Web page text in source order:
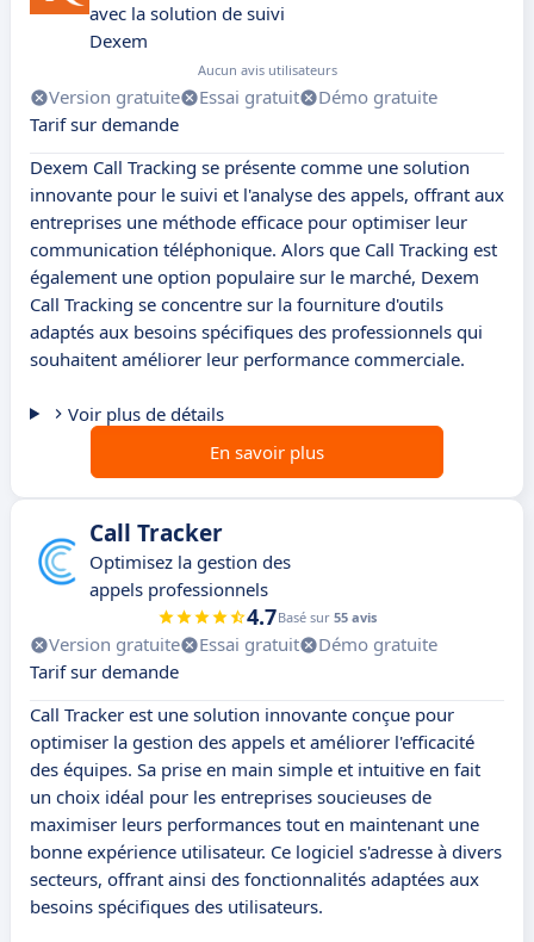
avec la solution de suivi
Dexem
Aucun avis utilisateurs
Version gratuite Essai gratuit
Démo gratuite
Tarif sur demande
Dexem Call Tracking se présente comme une solution
innovante pour le suivi et l'analyse des appels, offrant aux
entreprises une méthode efficace pour optimiser leur
communication téléphonique. Alors que Call Tracking est
également une option populaire sur le marché, Dexem
Call Tracking se concentre sur la fourniture d'outils
adaptés aux besoins spécifiques des professionnels qui
souhaitent améliorer leur performance commerciale.
Voir plus de détails
En savoir plus
Call Tracker
Optimisez la gestion des
appels professionnels
4.7Basé sur 55 avis
Version gratuite Essai gratuit
Démo gratuite
Tarif sur demande
Call Tracker est une solution innovante conçue pour
optimiser la gestion des appels et améliorer l'efficacité
des équipes. Sa prise en main simple et intuitive en fait
un choix idéal pour les entreprises soucieuses de
maximiser leurs performances tout en maintenant une
bonne expérience utilisateur. Ce logiciel s'adresse à divers
secteurs, offrant ainsi des fonctionnalités adaptées aux
besoins spécifiques des utilisateurs.